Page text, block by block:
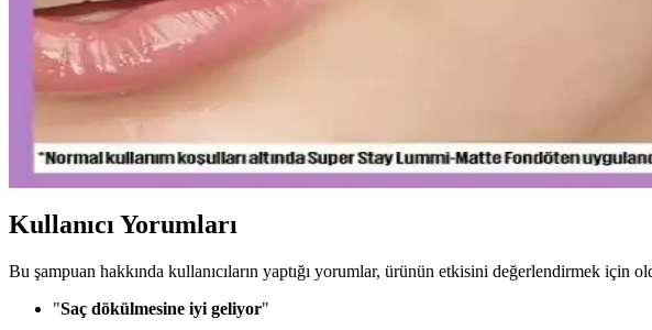
Ağız Bakımı ve Hijyenin Temel Unsurları: Günlük Diş Temizliği ve
Diş macunu ve diş fırçası, ağız hijyeninin temel taşlarıdır. Florür içeren ürünler dişleri
Uzun Süre Kalıcı ve Doğal Mat Fondötenler: Günlük Kullanım İçin
Kalıcı ve doğal görünüm sunan mat fondötenler, suya ve tere dayanıklı formülleriyle gün
Kullanıcı Yorumları
Bu şampuan hakkında kullanıcıların yaptığı yorumlar, ürünün etkisini değerlendirmek için
"Saç dökülmesine iyi geliyor"